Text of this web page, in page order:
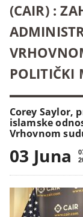
(CAIR) :
POLITIČKI
Corey Saylor,
islamske
Vrhovnom
03 Juna